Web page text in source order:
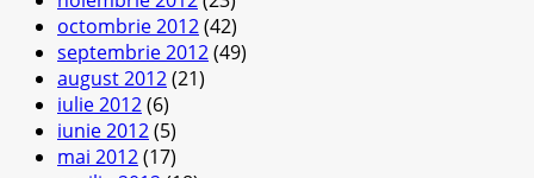
octombrie 2012(42)
septembrie 2012(49)
august 2012(21)
iulie 2012(6)
iunie 2012(5)
mai 2012(17)